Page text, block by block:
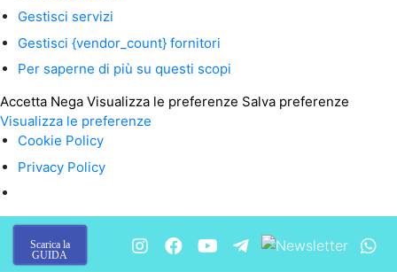
Gestisci servizi
Gestisci {vendor_count} fornitori
Per saperne di più su questi scopi
Accetta Nega Visualizza le preferenze Salva preferenze
Visualizza le preferenze
Cookie Policy
Privacy Policy
Scarica la
GUIDA